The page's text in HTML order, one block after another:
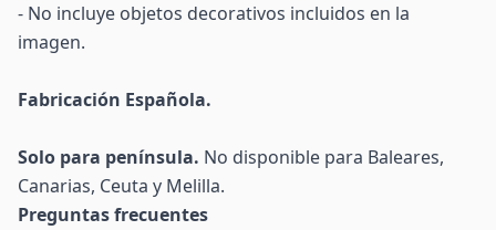
- No incluye objetos decorativos incluidos en la
imagen.
Fabricación Española.
Solo para península. No disponible para Baleares,
Canarias, Ceuta y Melilla.
Preguntas frecuentes